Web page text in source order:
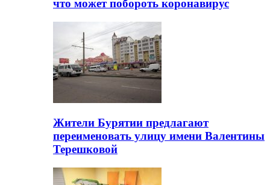
что может побороть коронавирус
Жители Бурятии предлагают
переименовать улицу имени Валентины
Терешковой